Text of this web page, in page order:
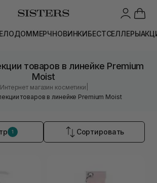
ДОММЕРЧНОВИНКИБЕСТСЕЛЛЕРЫ
товаров в линейке Premium
Moist
Интернет магазин косметики
товаров в линейке Premium Moist
1 Сортировать